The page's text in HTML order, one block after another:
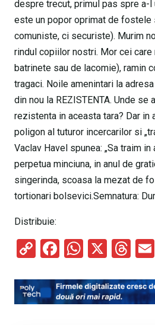
despre trecut, primul pas spre a-l
este un popor oprimat de fostele
comuniste, ci securiste). Murim
rindul copiilor nostri. Mor cei
batrinete sau de lacomie), ramin
tragaci. Noile amenintari la
din nou la REZISTENTA. Unde se
rezistenta in aceasta tara? Dar in
poligon al tuturor incercarilor si
Vaclav Havel spunea: „Sa traim
perpetua minciuna, in anul de
singerinda, scoasa la mezat de
tortionari bolsevici.Semnatura:
Distribuie:
C
py
Li
F
ce
b
W
at
s
X
T
e
a